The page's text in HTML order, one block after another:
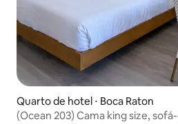
Quarto de hotel ⋅ Boca Raton
(Ocean 203) Cama king size,